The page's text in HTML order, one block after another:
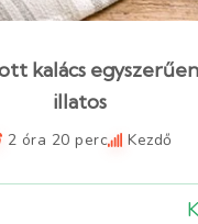
kalács
illatos
2 óra 20 perc Kezdő